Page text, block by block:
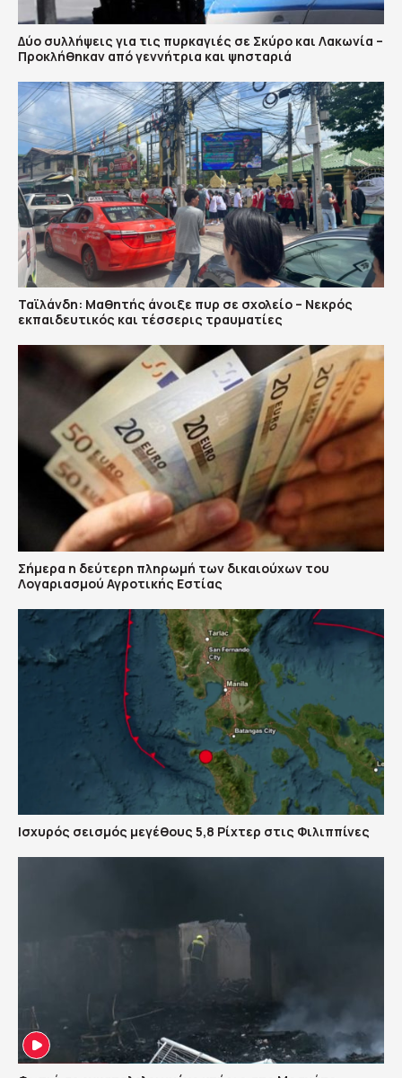
Δύο συλλήψεις για τις πυρκαγιές σε Σκύρο και Λακωνία –
Προκλήθηκαν από γεννήτρια και ψησταριά
Ταϊλάνδη: Μαθητής άνοιξε πυρ σε σχολείο – Νεκρός
εκπαιδευτικός και τέσσερις τραυματίες
Σήμερα η δεύτερη πληρωμή των δικαιούχων του
Λογαριασμού Αγροτικής Εστίας
Ισχυρός σεισμός μεγέθους 5,8 Ρίχτερ στις Φιλιππίνες